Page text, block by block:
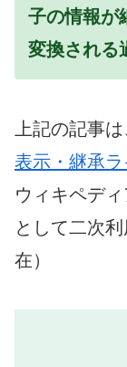
子の情報が
変換される
上記の記事は
表示・継承
ウィキペディ
として二次
在）